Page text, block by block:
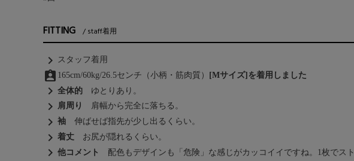
FITTING staff着用
chevron_right スタッフ着用
assignment_ind 165cm/60kg/26.5センチ（小柄・筋肉質） [Mサイズ]を着用しました
chevron_right 全体的 ゆとりあり。
chevron_right 肩周り 肩幅から完全に落ちる。
chevron_right 袖 伸ばせば指先が少し出るくらい。
chevron_right 着丈 お尻が隠れるくらい。
chevron_right 他コメント 配色もデザインも「危険」な感じがカッコイイですね。1枚でスト